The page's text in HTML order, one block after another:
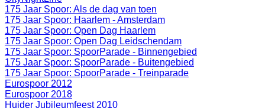
175 Jaar Spoor: Als de dag van toen
175 Jaar Spoor: Haarlem - Amsterdam
175 Jaar Spoor: Open Dag Haarlem
175 Jaar Spoor: Open Dag Leidschendam
175 Jaar Spoor: SpoorParade - Binnengebied
175 Jaar Spoor: SpoorParade - Buitengebied
175 Jaar Spoor: SpoorParade - Treinparade
Eurospoor 2012
Eurospoor 2018
Huider Jubileumfeest 2010